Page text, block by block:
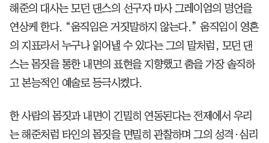
해준의 대사는 모던 댄스의 선구자 마사 그레이엄의 명언을
연상케 한다. “움직임은 거짓말하지 않는다.” 움직임이 영혼
의 지표라서 누구나 읽어낼 수 있다는 그의 말처럼, 모던 댄
스는 몸짓을 통한 내면의 표현을 지향했고 춤을 가장 솔직하
고 본능적인 예술로 등극시켰다.
한 사람의 몸짓과 내면이 긴밀히 연동된다는 전제에서 우리
는 해준처럼 타인의 몸짓을 면밀히 관찰하며 그의 성격·심리